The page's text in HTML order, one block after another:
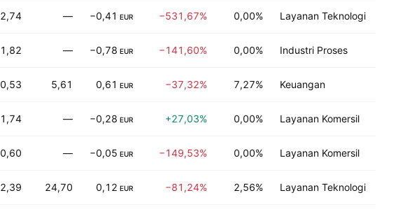
2,74 — −0,41 EUR −531,67% 0,00% Layanan Teknologi
1,82 — −0,78 EUR −141,60% 0,00% Industri Proses
0,53 5,61 0,61 EUR −37,32% 7,27% Keuangan
1,74 — −0,28 EUR +27,03% 0,00% Layanan Komersil
0,60 — −0,05 EUR −149,53% 0,00% Layanan Komersil
2,39 24,70 0,12 EUR −81,24% 2,56% Layanan Teknologi